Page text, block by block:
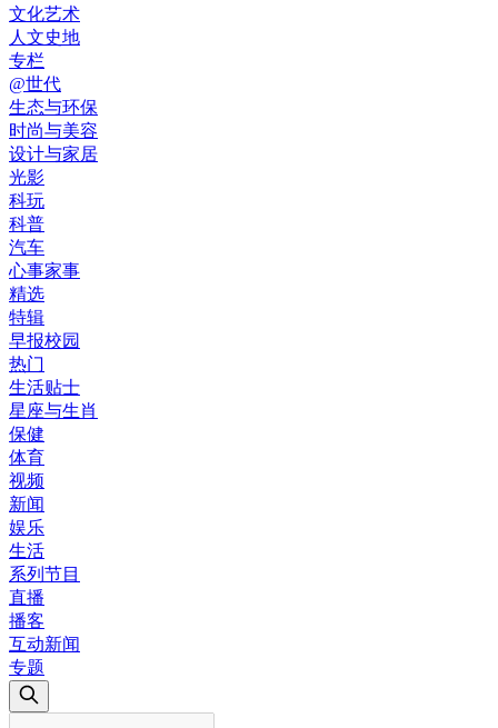
文化艺术
人文史地
专栏
@世代
生态与环保
时尚与美容
设计与家居
光影
科玩
科普
汽车
心事家事
精选
特辑
早报校园
热门
生活贴士
星座与生肖
保健
体育
视频
新闻
娱乐
生活
系列节目
直播
播客
互动新闻
专题